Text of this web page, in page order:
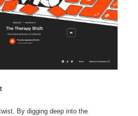
By digging deep into the